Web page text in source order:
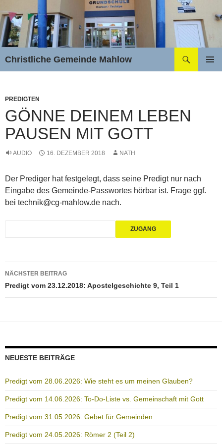
Inhalt
springen
Christliche Gemeinde Mahlow
PREDIGTEN
GÖNNE DEINEM LEBEN
PAUSEN MIT GOTT
AUDIO 16. DEZEMBER 2018 NATH
Der Prediger hat festgelegt, dass seine Predigt nur nach
Eingabe des Gemeinde-Passwortes hörbar ist. Frage ggf.
bei technik@cg-mahlow.de nach.
Beitragsnavigation
NÄCHSTER BEITRAG
Predigt vom 23.12.2018: Apostelgeschichte 9, Teil 1
NEUESTE BEITRÄGE
Predigt vom 28.06.2026: Wie steht es um meinen Glauben?
Predigt vom 14.06.2026: To-Do-Liste vs. Gemeinschaft mit Gott
Predigt vom 31.05.2026: Gebet für Gemeinden
Predigt vom 24.05.2026: Römer 2 (Teil 2)